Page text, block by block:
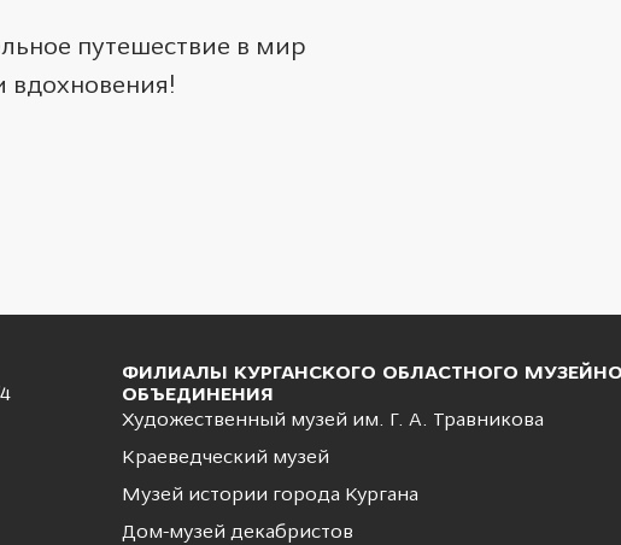
путешествие в мир
вдохновения!
ФИЛИАЛЫ КУРГАНСКОГО ОБЛАСТНОГО
ОБЪЕДИНЕНИЯ
Художественный музей им. Г. А. Травникова
Краеведческий музей
Музей истории города Кургана
Дом-музей декабристов